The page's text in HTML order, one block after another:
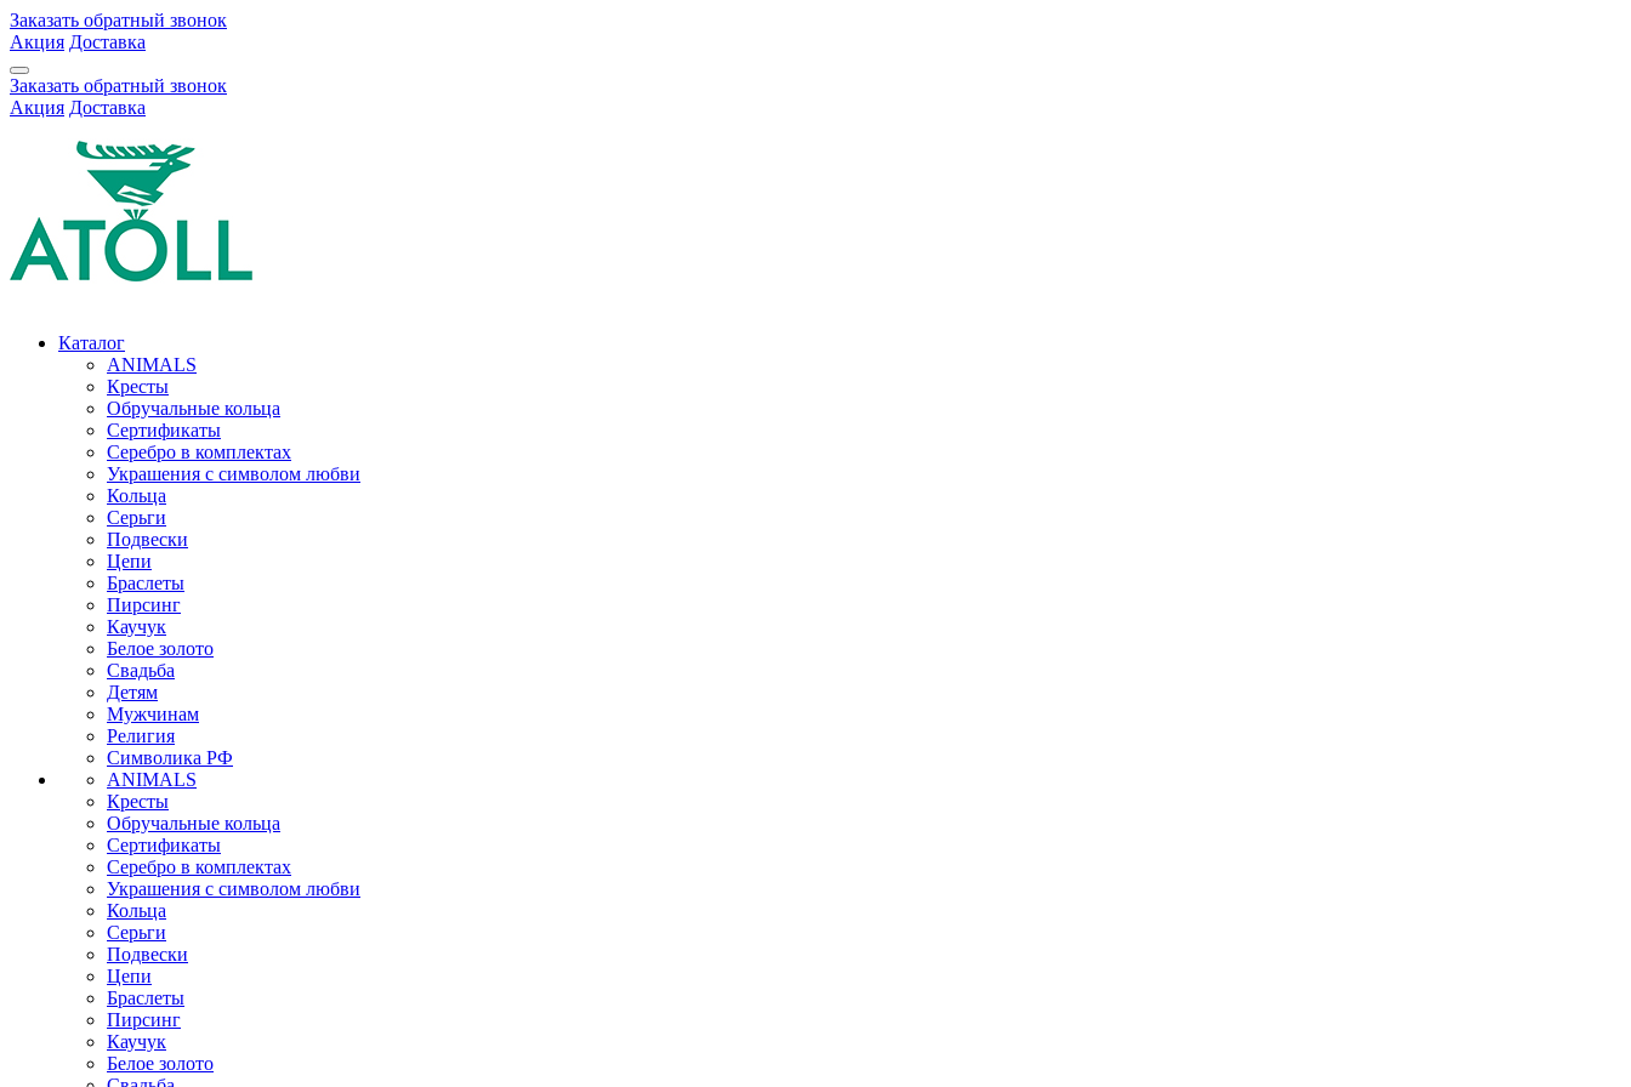
Заказать обратный звонок
Акция Доставка
Заказать обратный звонок
Акция Доставка
Каталог
ANIMALS
Кресты
Обручальные кольца
Сертификаты
Серебро в комплектах
Украшения с символом любви
Кольца
Серьги
Подвески
Цепи
Браслеты
Пирсинг
Каучук
Белое золото
Свадьба
Детям
Мужчинам
Религия
Символика РФ
ANIMALS
Кресты
Обручальные кольца
Сертификаты
Серебро в комплектах
Украшения с символом любви
Кольца
Серьги
Подвески
Цепи
Браслеты
Пирсинг
Каучук
Белое золото